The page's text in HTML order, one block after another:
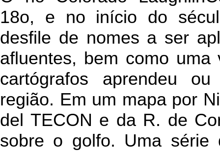
18o, e no início do
desfile de nomes a ser
afluentes, bem como
cartógrafos aprendeu
região. Em um mapa por
del TECON e da R. de
sobre o golfo. Uma série